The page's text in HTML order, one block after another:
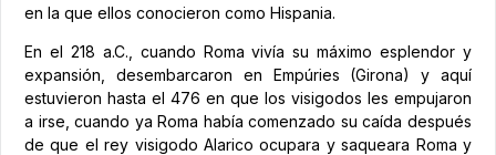
en la que ellos conocieron como Hispania.
En el 218 a.C., cuando Roma vivía su máximo esplendor y
expansión, desembarcaron en Empúries (Girona) y aquí
estuvieron hasta el 476 en que los visigodos les empujaron
a irse, cuando ya Roma había comenzado su caída después
de que el rey visigodo Alarico ocupara y saqueara Roma y